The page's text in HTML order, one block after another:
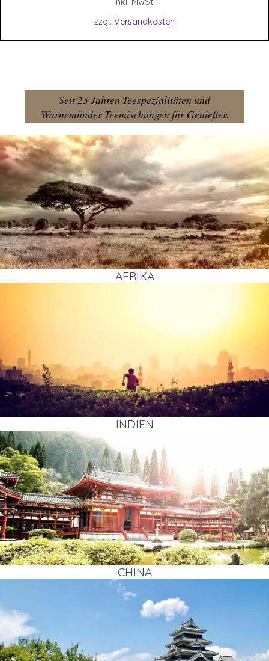
zzgl. Versandkosten
Seit 25 Jahren Teespezialitäten und
Warnemünder Teemischungen für Genießer.
AFRI­KA
INDI­EN
CHI­NA